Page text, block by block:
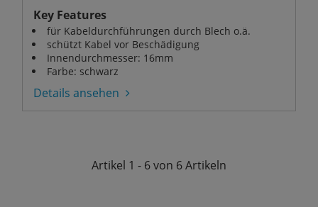
Key Features
für Kabeldurchführungen durch Blech o.ä.
schützt Kabel vor Beschädigung
Innendurchmesser: 16mm
Farbe: schwarz
Details ansehen
Artikel 1 - 6 von 6Artikeln